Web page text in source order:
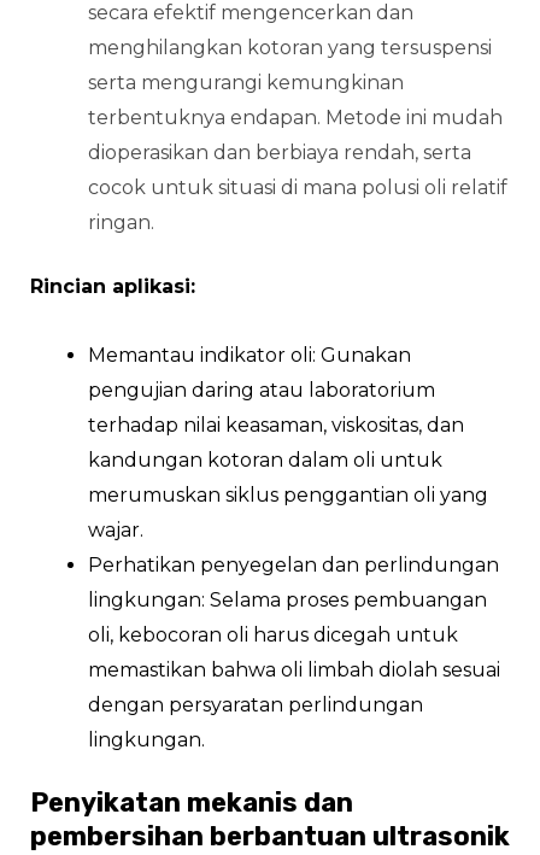
secara efektif mengencerkan dan
menghilangkan kotoran yang tersuspensi
serta mengurangi kemungkinan
terbentuknya endapan. Metode ini mudah
dioperasikan dan berbiaya rendah, serta
cocok untuk situasi di mana polusi oli relatif
ringan.
Rincian aplikasi:
Memantau indikator oli: Gunakan
pengujian daring atau laboratorium
terhadap nilai keasaman, viskositas, dan
kandungan kotoran dalam oli untuk
merumuskan siklus penggantian oli yang
wajar.
Perhatikan penyegelan dan perlindungan
lingkungan: Selama proses pembuangan
oli, kebocoran oli harus dicegah untuk
memastikan bahwa oli limbah diolah sesuai
dengan persyaratan perlindungan
lingkungan.
Penyikatan mekanis dan
pembersihan berbantuan ultrasonik